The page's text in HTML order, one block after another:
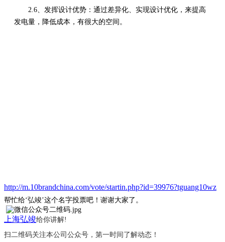
2.6、发挥设计优势：通过差异化、实现设计优化，来提高
发电量，降低成本，有很大的空间。
http://m.10brandchina.com/vote/startin.php?id=39976?tguang10wz
帮忙给‘弘竣’这个名字投票吧！谢谢大家了。
上海弘竣给你讲解!
扫二维码关注本公司公众号，第一时间了解动态！